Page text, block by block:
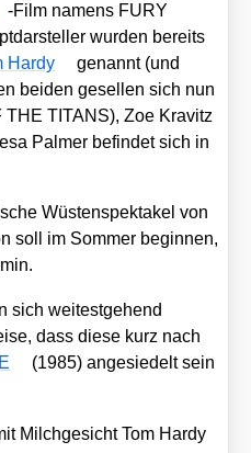
-Film namens FURY
wur­den bereits
Har­dy
genannt (und
bei­den gesel­len sich nun
TITANS), Zoe Kra­vitz
Pal­mer befin­det sich in
Wüs­ten­spek­ta­kel von
soll im Som­mer begin­nen,
sich wei­test­ge­hend
dass die­se kurz nach
(1985) ange­sie­delt sein
Milch­ge­sicht Tom Har­dy